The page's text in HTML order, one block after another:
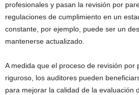
profesionales y pasan la revisión por
regulaciones de cumplimiento en un
constante, por ejemplo, puede ser un
mantenerse actualizado.
A medida que el proceso de revisión por
riguroso, los auditores pueden
para mejorar la calidad de la evaluación